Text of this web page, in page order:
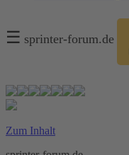
☰ sprinter-forum.de
Zum Inhalt